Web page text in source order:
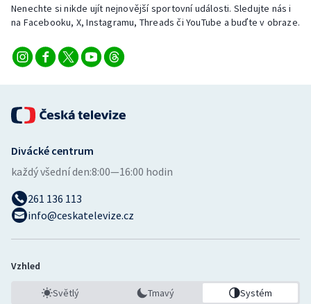
Veslování
Vodní slalom
Volejbal
Ostatní
Nenechte si nikde ujít nejnovější sportovní události. Sledujte nás i
na Facebooku, X, Instagramu, Threads či YouTube a buďte v obraze.
Divácké centrum
každý všední den:8:00—16:00 hodin
261 136 113
info@ceskatelevize.cz
Vzhled
Světlý Tmavý Systém